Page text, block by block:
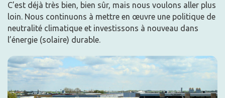
C’est déjà très bien, bien sûr, mais nous voulons aller plus
loin. Nous continuons à mettre en œuvre une politique de
neutralité climatique et investissons à nouveau dans
l’énergie (solaire) durable.